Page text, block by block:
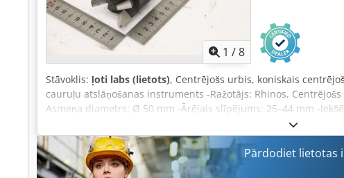
1 /8
Stāvoklis: ļoti labs (lietots), Centrējošs urbis, koniskais
cauruļu atslāņošanas instruments -Ražotājs: Rhinos,
Asmeņa diametrs: Ø 50 mm -Ārējais slīpējums: 25–44 mm -
Izmēri: Ø 50 x 160 mm Crjdpfozp Hn Dsx Adyef -Svars: 0,9 kg
Pārdodiet lietotas